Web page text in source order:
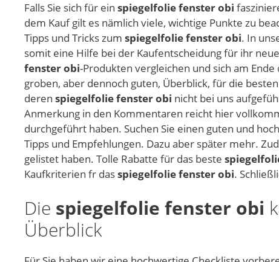
Falls Sie sich für ein spiegelfolie fenster obi
dem Kauf gilt es nämlich viele, wichtige Punkte zu
Tipps und Tricks zum spiegelfolie fenster obi. In
somit eine Hilfe bei der Kaufentscheidung für ihr
fenster obi-Produkten vergleichen und sich am Ende
groben, aber dennoch guten, Überblick, für die
deren spiegelfolie fenster obi nicht bei uns
Anmerkung in den Kommentaren reicht hier
durchgeführt haben. Suchen Sie einen guten und
Tipps und Empfehlungen. Dazu aber später mehr.
gelistet haben. Tolle Rabatte für das beste
Kaufkriterien fr dasspiegelfolie fenster obi.
Die spiegelfolie fenster obi
Überblick